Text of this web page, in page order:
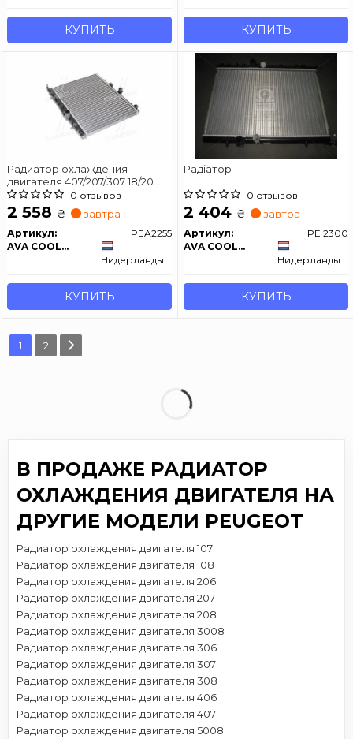
КУПИТЬ КУПИТЬ
Радиатор охлаждения
двигателя 407/207/307 18/20
20TD MT
0 отзывов
2 558 ₴ завтра
Артикул:
PEA2255
AVA COOLING
Нидерланды
КУПИТЬ
Радiатор
0 отзывов
2 404 ₴ завтра
Артикул:
PE 2300
AVA COOLING
Нидерланды
КУПИТЬ
1 2
В ПРОДАЖЕ РАДИАТОР
ОХЛАЖДЕНИЯ ДВИГАТЕЛЯ НА
ДРУГИЕ МОДЕЛИ PEUGEOT
Радиатор охлаждения двигателя 107
Радиатор охлаждения двигателя 108
Радиатор охлаждения двигателя 206
Радиатор охлаждения двигателя 207
Радиатор охлаждения двигателя 208
Радиатор охлаждения двигателя 3008
Радиатор охлаждения двигателя 306
Радиатор охлаждения двигателя 307
Радиатор охлаждения двигателя 308
Радиатор охлаждения двигателя 406
Радиатор охлаждения двигателя 407
Радиатор охлаждения двигателя 5008